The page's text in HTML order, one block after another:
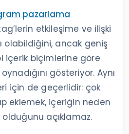
pazarlama
etkileşime ve ilişki
olabildiğini, ancak geniş
içerik biçimlerine göre
gösteriyor. Aynı
için de geçerlidir: çok
eklemek, içeriğin neden
açıklamaz.